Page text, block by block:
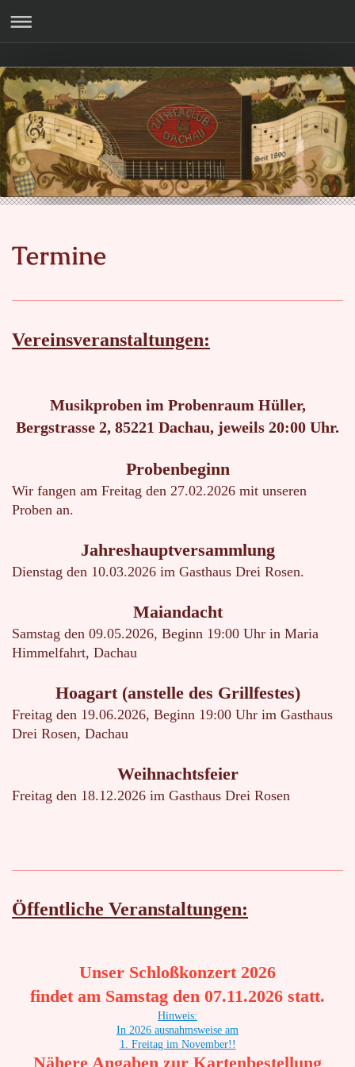
Termine
Vereinsveranstaltungen:
Musikproben im Probenraum Hüller,
Bergstrasse 2, 85221 Dachau, jeweils 20:00 Uhr.
Probenbeginn
Wir fangen am Freitag den 27.02.2026 mit unseren
Proben an.
Jahreshauptversammlung
Dienstag den 10.03.2026 im Gasthaus Drei Rosen.
Maiandacht
Samstag den 09.05.2026, Beginn 19:00 Uhr in Maria
Himmelfahrt, Dachau
Hoagart (anstelle des Grillfestes)
Freitag den 19.06.2026, Beginn 19:00 Uhr im Gasthaus
Drei Rosen, Dachau
Weihnachtsfeier
Freitag den 18.12.2026 im Gasthaus Drei Rosen
Öffentliche Veranstaltungen:
Unser Schloßkonzert 2026
findet am Samstag den 07.11.2026 statt.
Hinweis:
In 2026 ausnahmsweise am
1. Freitag im November!!
Nähere Angaben zur Kartenbestellung